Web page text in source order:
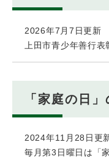
2026年7月7日更新
上田市青少年善行表
「家庭の日
2024年11月28日更
毎月第3日曜日は「